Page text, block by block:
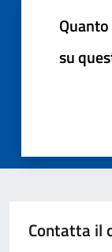
su
Contatta il